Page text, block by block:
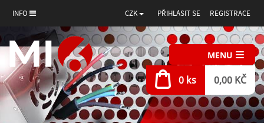
INFO CZK PŘIHLÁSIT SE REGISTRACE
MENU
0 ks 0,00 KČ